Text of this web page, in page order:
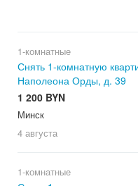
1-комнатные
Снять 1-комнатную
Наполеона Орды, д. 39
1 200 BYN
Минск
4 августа
1-комнатные